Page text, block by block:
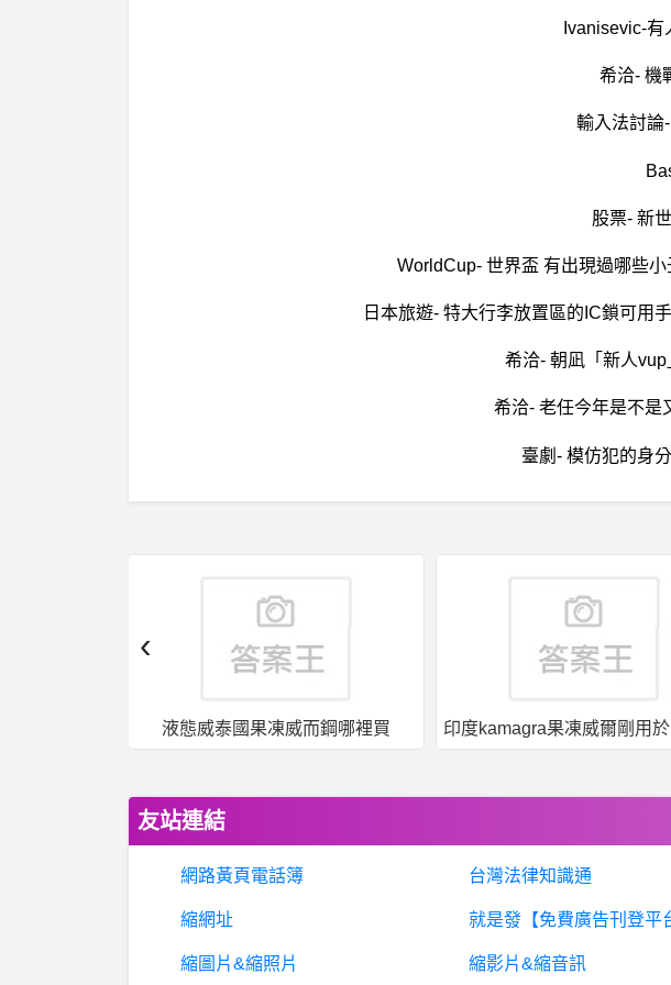
Ivanisevic-
希洽- 機
輸入法討論
股票- 新
WorldCup- 世界盃 有出現過哪些
日本旅遊- 特大行李放置區的IC鎖可用
希洽- 朝凪「新人
希洽- 老任今年是不是
臺劇- 模仿犯的身
‹
友站連結
網路黃頁電話簿 台灣法律知識通
縮網址 就是發【免費廣告刊登平
縮圖片&縮照片 縮影片&縮音訊